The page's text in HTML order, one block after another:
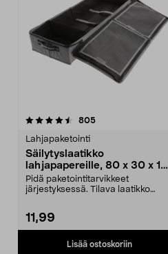
805arvostelut
Lahjapaketointi
Säilytyslaatikko
lahjapapereille, 80 x 30 x 12
cm
Pidä paketointitarvikkeet
järjestyksessä. Tilava laatikko
11,99
Lisää ostoskoriin
5.0 viidestä